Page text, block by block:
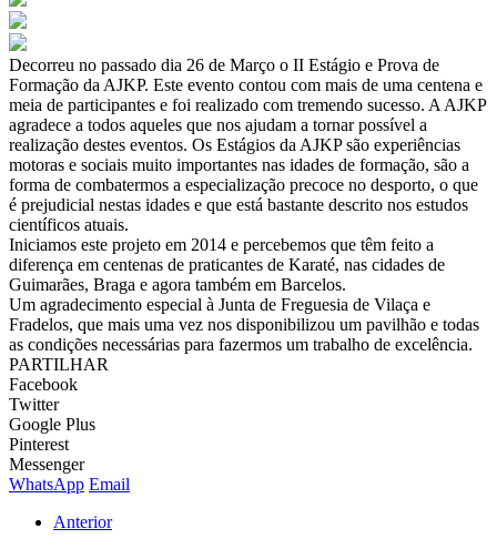
Decorreu no passado dia 26 de Março o II Estágio e Prova de
Formação da AJKP. Este evento contou com mais de uma centena e
meia de participantes e foi realizado com tremendo sucesso. A AJKP
agradece a todos aqueles que nos ajudam a tornar possível a
realização destes eventos. Os Estágios da AJKP são experiências
motoras e sociais muito importantes nas idades de formação, são a
forma de combatermos a especialização precoce no desporto, o que
é prejudicial nestas idades e que está bastante descrito nos estudos
científicos atuais.
Iniciamos este projeto em 2014 e percebemos que têm feito a
diferença em centenas de praticantes de Karaté, nas cidades de
Guimarães, Braga e agora também em Barcelos.
Um agradecimento especial à Junta de Freguesia de Vilaça e
Fradelos, que mais uma vez nos disponibilizou um pavilhão e todas
as condições necessárias para fazermos um trabalho de excelência.
PARTILHAR
Facebook
Twitter
Google Plus
Pinterest
Messenger
WhatsApp Email
Anterior